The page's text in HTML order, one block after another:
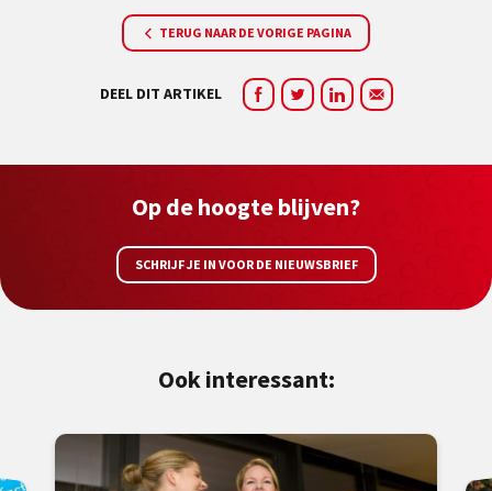
TERUG NAAR DE VORIGE PAGINA
DEEL DIT ARTIKEL
Op de hoogte blijven?
SCHRIJF JE IN VOOR DE NIEUWSBRIEF
Ook interessant: